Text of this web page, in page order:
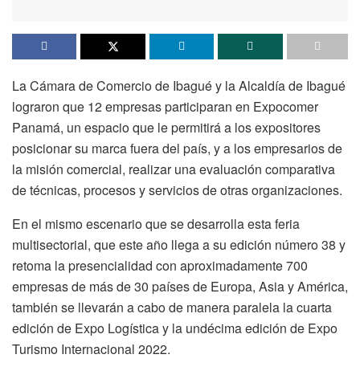
La Cámara de Comercio de Ibagué y la Alcaldía de Ibagué
lograron que 12 empresas participaran en Expocomer
Panamá, un espacio que le permitirá a los expositores
posicionar su marca fuera del país, y a los empresarios de
la misión comercial, realizar una evaluación comparativa
de técnicas, procesos y servicios de otras organizaciones.
En el mismo escenario que se desarrolla esta feria
multisectorial, que este año llega a su edición número 38 y
retoma la presencialidad con aproximadamente 700
empresas de más de 30 países de Europa, Asia y América,
también se llevarán a cabo de manera paralela la cuarta
edición de Expo Logística y la undécima edición de Expo
Turismo Internacional 2022.